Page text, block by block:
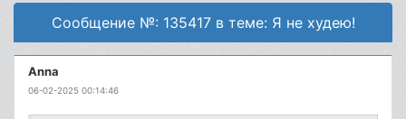
Сообщение №: 135417 в теме: Я не худею!
Anna
06-02-2025 00:14:46